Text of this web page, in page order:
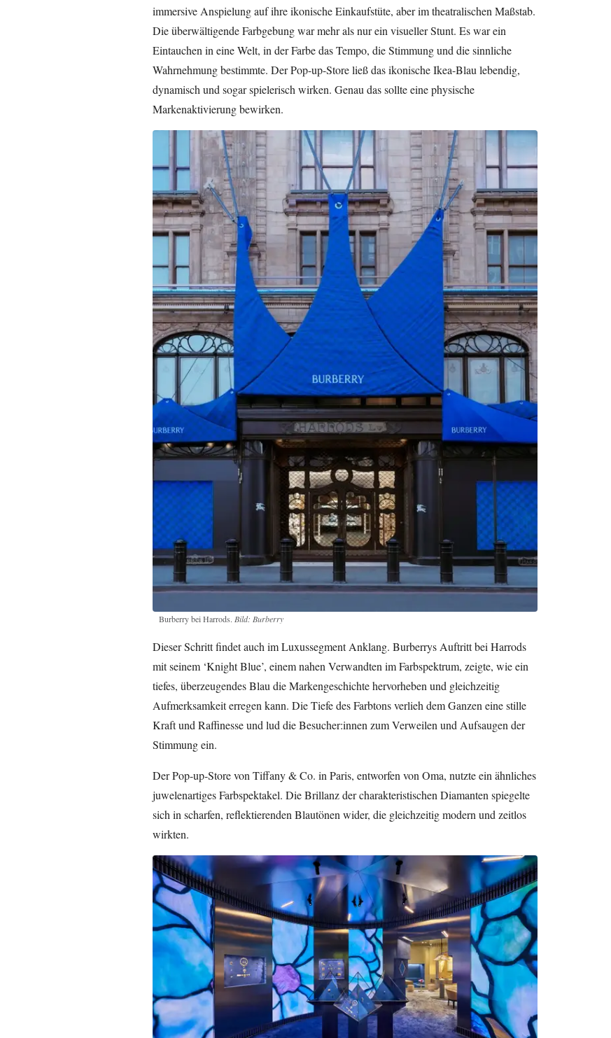
immersive Anspielung auf ihre ikonische Einkaufstüte, aber im theatralischen Maßstab.
Die überwältigende Farbgebung war mehr als nur ein visueller Stunt. Es war ein
Eintauchen in eine Welt, in der Farbe das Tempo, die Stimmung und die sinnliche
Wahrnehmung bestimmte. Der Pop-up-Store ließ das ikonische Ikea-Blau lebendig,
dynamisch und sogar spielerisch wirken. Genau das sollte eine physische
Markenaktivierung bewirken.
Burberry bei Harrods. Bild: Burberry
Dieser Schritt findet auch im Luxussegment Anklang. Burberrys Auftritt bei Harrods
mit seinem ‘Knight Blue’, einem nahen Verwandten im Farbspektrum, zeigte, wie ein
tiefes, überzeugendes Blau die Markengeschichte hervorheben und gleichzeitig
Aufmerksamkeit erregen kann. Die Tiefe des Farbtons verlieh dem Ganzen eine stille
Kraft und Raffinesse und lud die Besucher:innen zum Verweilen und Aufsaugen der
Stimmung ein.
Der Pop-up-Store von Tiffany & Co. in Paris, entworfen von Oma, nutzte ein ähnliches
juwelenartiges Farbspektakel. Die Brillanz der charakteristischen Diamanten spiegelte
sich in scharfen, reflektierenden Blautönen wider, die gleichzeitig modern und zeitlos
wirkten.